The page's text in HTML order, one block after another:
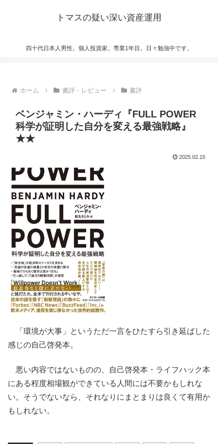
トマスの疑い深い資産運用
四十代日本人男性。個人投資家。専業1年目。日々勉強中です。
ホーム 書評・レビュー 書評
ベンジャミン・ハーディ『FULL POWER
科学が証明した自分を変える最強戦略』
★★
2025.02.15
「環境が大事」というただ一言をひたすら引き延ばした
感じの自己啓発本。
悪い内容ではないものの、自己啓発本・ライフハック本
にある程度相場観ができている人間には不要かもしれな
い。そうでないなら、それなりにまとまりは良くて有用か
もしれない。